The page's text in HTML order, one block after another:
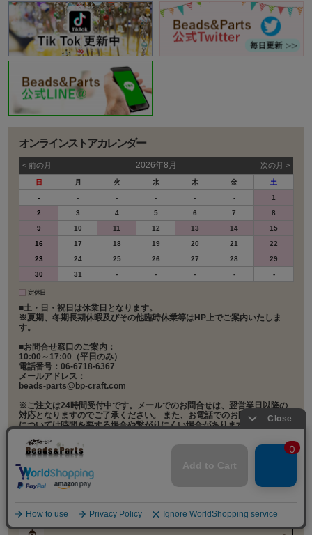
オンラインストアカレンダー
< 前の⽉ 2026年8月 次の⽉ >
日 月 火 水 木 金
土
-
- - - - -
1
2
3 4 5 6 7
8
9
10 11 12 13 14
15
16
17 18 19 20 21
22
23
24 25 26 27 28
29
30
31 - - - - -
定休日
■土・日・祝日は休業日となります。
※夏期、冬期長期休暇及びその他臨時休業等はHP上でご案内いたしま
す。
■お問合せ窓口のご案内：
10:00～17:00（平日のみ）
電話番号：06-6718-6367
メールアドレス：
beads-parts@bp-craft.com
※ご注文は24時間受付中です。メールでのお問合せは、翌営業日以降の
対応となりますのでご了承ください。 また、お電話でのお問合せの対応
については時間を要する場合や繋がりにくい場合がありますので、でき
店舗案内
実店舗のご案内